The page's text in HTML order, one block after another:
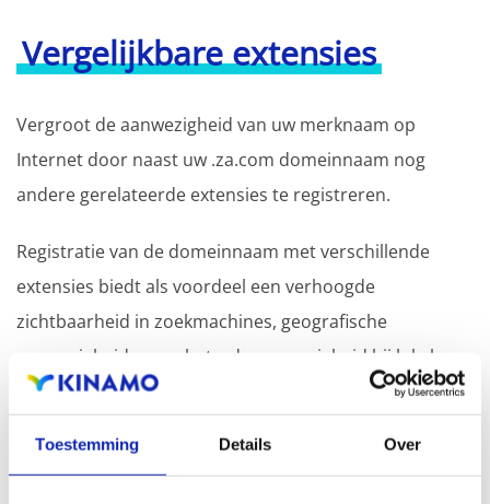
Toestemming Details Over
Vergelijkbare extensies
Vergroot de aanwezigheid van uw merknaam op
Internet door naast uw .za.com domeinnaam nog
andere gerelateerde extensies te registreren.
Registratie van de domeinnaam met verschillende
extensies biedt als voordeel een verhoogde
zichtbaarheid in zoekmachines, geografische
aanwezigheid en verbeterde aanwezigheid bij lokale
zoekresultaten in zoekmachines.
Registreer uw domeinnamen